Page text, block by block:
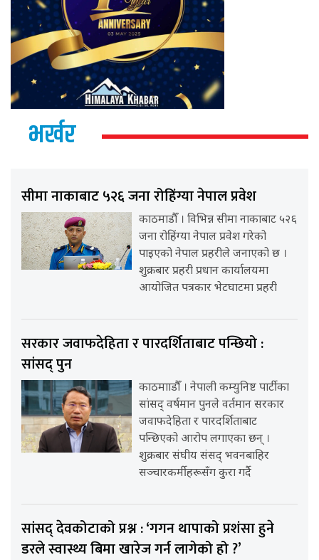
भर्खर
सीमा नाकाबाट ५२६ जना रोहिंग्या नेपाल प्रवेश
काठमाडौँ । विभिन्न सीमा नाकाबाट ५२६
जना रोहिंग्या नेपाल प्रवेश गरेको
पाइएको नेपाल प्रहरीले जनाएको छ ।
शुक्रबार प्रहरी प्रधान कार्यालयमा
आयोजित पत्रकार भेटघाटमा प्रहरी
सरकार जवाफदेहिता र पारदर्शिताबाट पन्छियो :
सांसद् पुन
काठमााडौँ । नेपाली कम्युनिष्ट पार्टीका
सांसद् वर्षमान पुनले वर्तमान सरकार
जवाफदेहिता र पारदर्शिताबाट
पन्छिएको आरोप लगाएका छन् ।
शुक्रबार संघीय संसद् भवनबाहिर
सञ्चारकर्मीहरूसँग कुरा गर्दै
सांसद् देवकोटाको प्रश्न : ‘गगन थापाको प्रशंसा हुने
डरले स्वास्थ्य बिमा खारेज गर्न लागेको हो ?’